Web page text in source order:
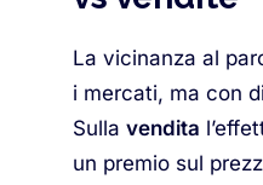
La vicinanza al
i mercati, ma con
Sulla vendita
un premio sul